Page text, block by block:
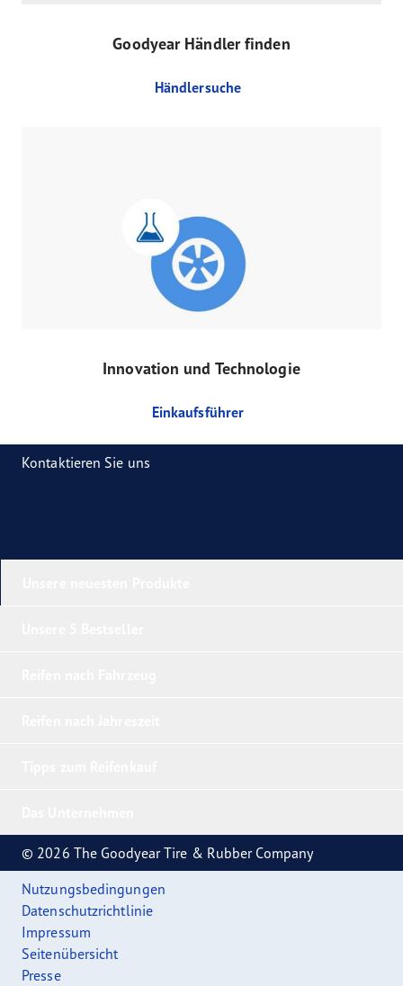
Goodyear Händler finden
Händlersuche
Innovation und Technologie
Einkaufsführer
Kontaktieren Sie uns
© 2026 The Goodyear Tire & Rubber Company
Nutzungsbedingungen
Datenschutzrichtlinie
Impressum
Seitenübersicht
Presse